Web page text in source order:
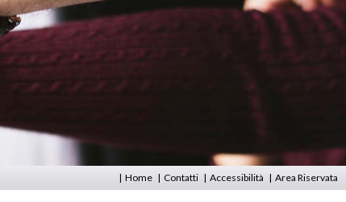
| Home | Contatti | Accessibilità | Area Riservata